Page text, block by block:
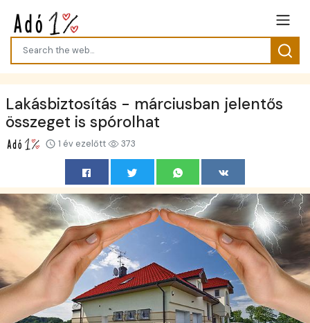
Lakásbiztosítás - márciusban jelentős
összeget is spórolhat
1 év ezelőtt 373